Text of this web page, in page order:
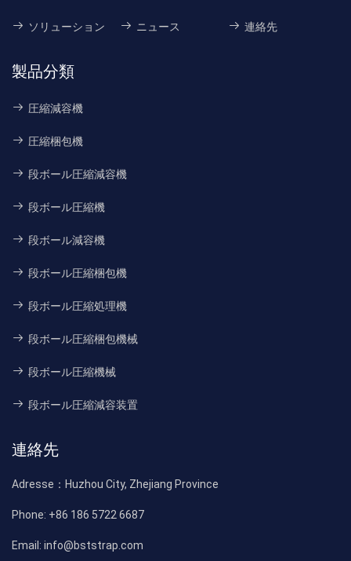
ソリューション ニュース 連絡先
製品分類
圧縮減容機
圧縮梱包機
段ボール圧縮減容機
段ボール圧縮機
段ボール減容機
段ボール圧縮梱包機
段ボール圧縮処理機
段ボール圧縮梱包機械
段ボール圧縮機械
段ボール圧縮減容装置
連絡先
Adresse： Huzhou City, Zhejiang Province
Phone: +86 186 5722 6687
Email: info@bststrap.com